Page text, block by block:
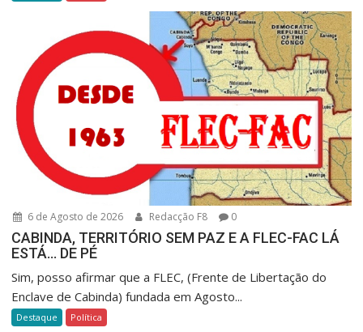
6 de Agosto de 2026 Redacção F8 0
CABINDA, TERRITÓRIO SEM PAZ E A FLEC-FAC LÁ
ESTÁ… DE PÉ
Sim, posso afirmar que a FLEC, (Frente de Libertação do
Enclave de Cabinda) fundada em Agosto...
Destaque Política